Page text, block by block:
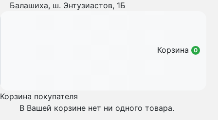
Балашиха, ш. Энтузиастов, 1Б
Корзина 0
Корзина покупателя
В Вашей корзине нет ни одного товара.